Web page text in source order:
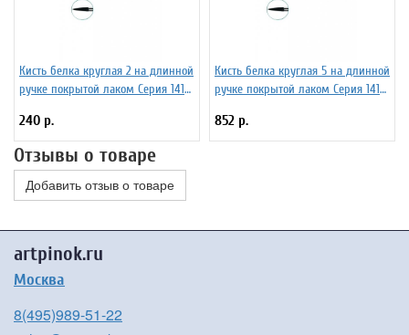
Кисть белка круглая 2 на длинной
ручке покрытой лаком Серия 1412
240 р.
Кисть белка круглая 5 на длинной
ручке покрытой лаком Серия 1412
852 р.
Отзывы о товаре
Добавить отзыв о товаре
artpinok.ru
Москва
8(495)989-51-22